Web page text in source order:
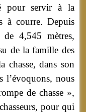
pour servir à la
à courre. Depuis
4,545 mètres,
de la famille des
chasse, dans son
l’évoquons, nous
de chasse »,
pour qui